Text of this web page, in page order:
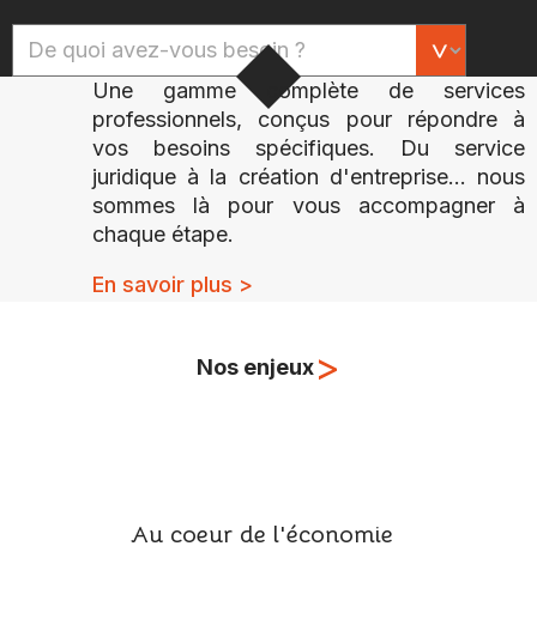
Une gamme complète de services
professionnels, conçus pour répondre à
vos besoins spécifiques. Du service
juridique à la création d'entreprise... nous
sommes là pour vous accompagner à
chaque étape.
En savoir plus >
Nos enjeux>
Au coeur de l'économie